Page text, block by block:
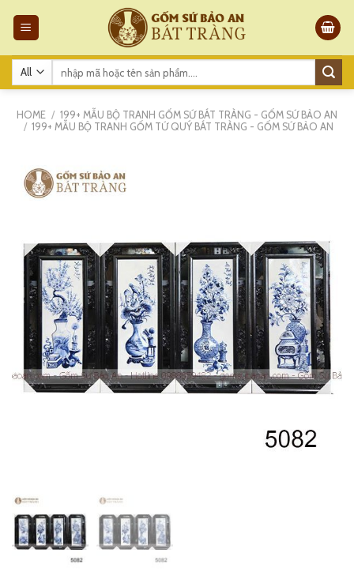
Search
HOME / 199+ MẪU BỘ TRANH GỐM SỨ BÁT TRÀNG - GỐM SỨ BẢO AN
/ 199+ MẪU BỘ TRANH GỐM TỨ QUÝ BÁT TRÀNG - GỐM SỨ BẢO AN